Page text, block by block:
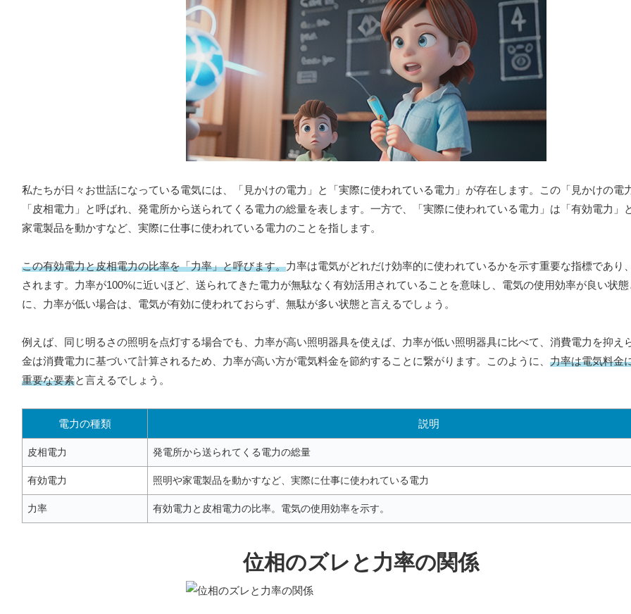
私たちが日々お世話になっている電気には、「見かけの電力」と「実際に使われている電力」が存在します。この「見かけの電
「皮相電力」と呼ばれ、発電所から送られてくる電力の総量を表します。一方で、「実際に使われている電力」は「有効電力」
家電製品を動かすなど、実際に仕事に使われている電力のことを指します。
この有効電力と皮相電力の比率を「力率」と呼びます。力率は電気がどれだけ効率的に使われているかを示す重要な指標であり
されます。力率が100%に近いほど、送られてきた電力が無駄なく有効活用されていることを意味し、電気の使用効率が良い状
に、力率が低い場合は、電気が有効に使われておらず、無駄が多い状態と言えるでしょう。
例えば、同じ明るさの照明を点灯する場合でも、力率が高い照明器具を使えば、力率が低い照明器具に比べて、消費電力を抑え
金は消費電力に基づいて計算されるため、力率が高い方が電気料金を節約することに繋がります。このように、 力率は電気料金
重要な要素と言えるでしょう。
電力の種類 説明
皮相電力 発電所から送られてくる電力の総量
有効電力 照明や家電製品を動かすなど、実際に仕事に使われている電力
力率 有効電力と皮相電力の比率。電気の使用効率を示す。
位相のズレと力率の関係